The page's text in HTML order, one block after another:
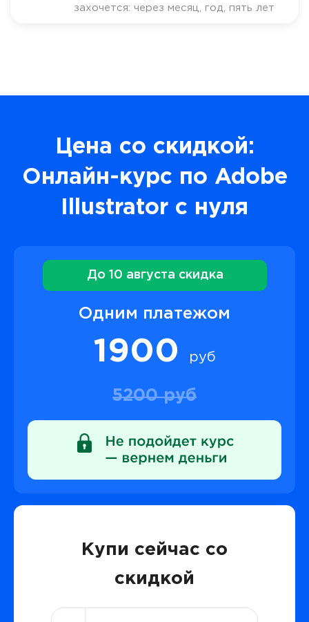
захочется: через месяц, год, пять лет
Цена со скидкой:
Онлайн-курс по Adobe
Illustrator с нуля
До 10 августа скидка
Одним платежом
1900 руб
5200 руб
Купи сейчас со
скидкой